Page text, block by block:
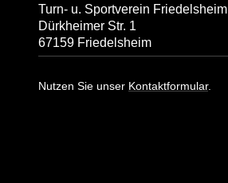
Turn- u. Sportverein Friedelsheim
Dürkheimer Str. 1
67159 Friedelsheim
Nutzen Sie unser Kontaktformular.